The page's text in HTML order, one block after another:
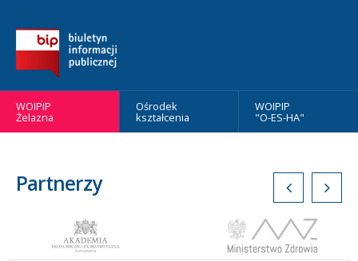
WOIPIP
Żelazna
Ośrodek
kształcenia
WOIPIP
"O-ES-HA"
Partnerzy